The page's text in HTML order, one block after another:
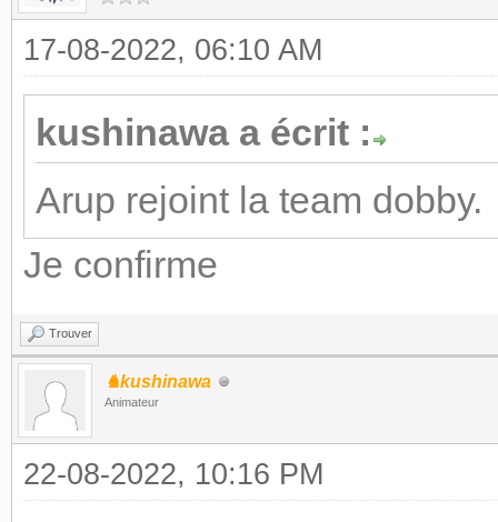
17-08-2022, 06:10 AM
kushinawa a écrit :
Arup rejoint la team dobby.
Je confirme
Trouver
♞kushinawa
Animateur
22-08-2022, 10:16 PM